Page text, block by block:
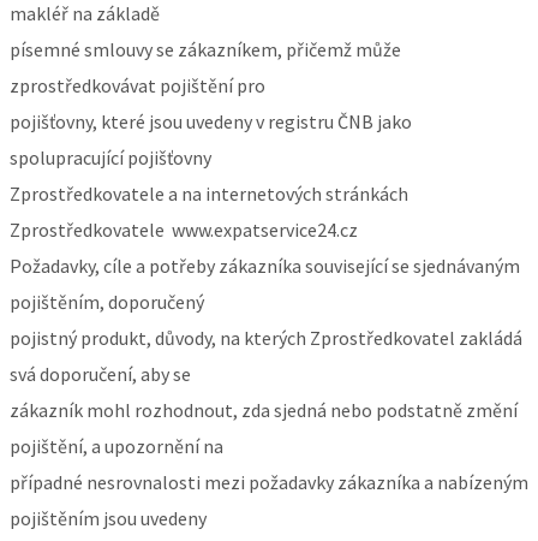
makléř na základě
písemné smlouvy se zákazníkem, přičemž může
zprostředkovávat pojištění pro
pojišťovny, které jsou uvedeny v registru ČNB jako
spolupracující pojišťovny
Zprostředkovatele a na internetových stránkách
Zprostředkovatele www.expatservice24.cz
Požadavky, cíle a potřeby zákazníka související se sjednávaným
pojištěním, doporučený
pojistný produkt, důvody, na kterých Zprostředkovatel zakládá
svá doporučení, aby se
zákazník mohl rozhodnout, zda sjedná nebo podstatně změní
pojištění, a upozornění na
případné nesrovnalosti mezi požadavky zákazníka a nabízeným
pojištěním jsou uvedeny